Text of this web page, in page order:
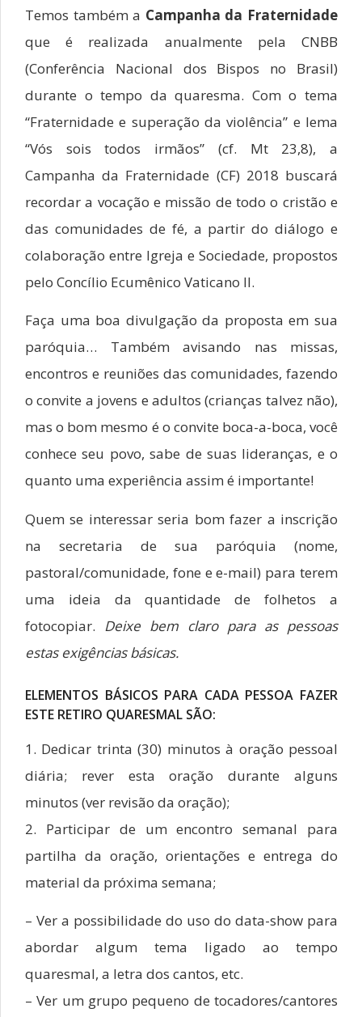
Temos também a Campanha da Fraternidade
que é realizada anualmente pela CNBB
(Conferência Nacional dos Bispos no Brasil)
durante o tempo da quaresma. Com o tema
“Fraternidade e superação da violência” e lema
“Vós sois todos irmãos” (cf. Mt 23,8), a
Campanha da Fraternidade (CF) 2018 buscará
recordar a vocação e missão de todo o cristão e
das comunidades de fé, a partir do diálogo e
colaboração entre Igreja e Sociedade, propostos
pelo Concílio Ecumênico Vaticano II.
Faça uma boa divulgação da proposta em sua
paróquia… Também avisando nas missas,
encontros e reuniões das comunidades, fazendo
o convite a jovens e adultos (crianças talvez não),
mas o bom mesmo é o convite boca-a-boca, você
conhece seu povo, sabe de suas lideranças, e o
quanto uma experiência assim é importante!
Quem se interessar seria bom fazer a inscrição
na secretaria de sua paróquia (nome,
pastoral/comunidade, fone e e-mail) para terem
uma ideia da quantidade de folhetos a
fotocopiar. Deixe bem claro para as pessoas
estas exigências básicas.
ELEMENTOS BÁSICOS PARA CADA PESSOA FAZER
ESTE RETIRO QUARESMAL SÃO:
1. Dedicar trinta (30) minutos à oração pessoal
diária; rever esta oração durante alguns
minutos (ver revisão da oração);
2. Participar de um encontro semanal para
partilha da oração, orientações e entrega do
material da próxima semana;
– Ver a possibilidade do uso do data-show para
abordar algum tema ligado ao tempo
quaresmal, a letra dos cantos, etc.
– Ver um grupo pequeno de tocadores/cantores